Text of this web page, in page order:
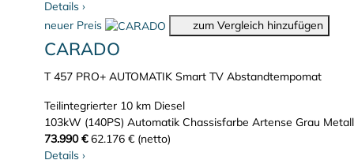
Details ›
neuer Preis
zum Vergleich hinzufügen
CARADO
T 457 PRO+ AUTOMATIK Smart TV Abstandtempomat
Teilintegrierter 10 km Diesel
103kW (140PS) Automatik Chassisfarbe Artense Grau
73.990 € 62.176 € (netto)
Details ›